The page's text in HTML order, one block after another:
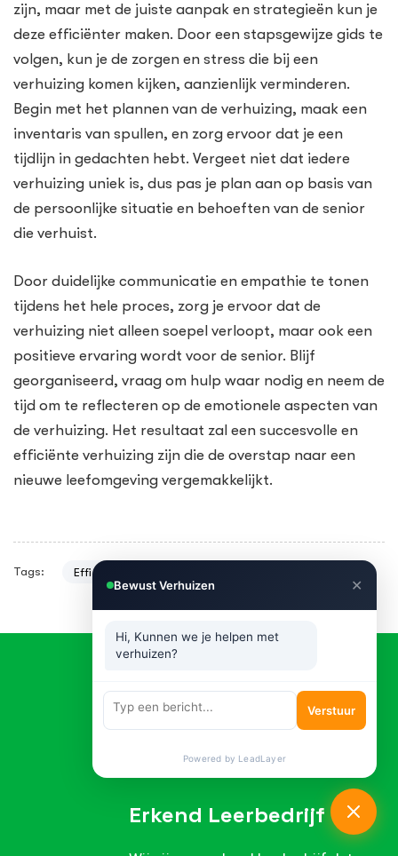
zijn, maar met de juiste aanpak en strategieën kun je
deze efficiënter maken. Door een stapsgewijze gids te
volgen, kun je de zorgen en stress die bij een
verhuizing komen kijken, aanzienlijk verminderen.
Begin met het plannen van de verhuizing, maak een
inventaris van spullen, en zorg ervoor dat je een
tijdlijn in gedachten hebt. Vergeet niet dat iedere
verhuizing uniek is, dus pas je plan aan op basis van
de persoonlijke situatie en behoeften van de senior
die verhuist.
Door duidelijke communicatie en empathie te tonen
tijdens het hele proces, zorg je ervoor dat de
verhuizing niet alleen soepel verloopt, maar ook een
positieve ervaring wordt voor de senior. Blijf
georganiseerd, vraag om hulp waar nodig en neem de
tijd om te reflecteren op de emotionele aspecten van
de verhuizing. Het resultaat zal een succesvolle en
efficiënte verhuizing zijn die de overstap naar een
nieuwe leefomgeving vergemakkelijkt.
Tags: Efficiënt
Erkend Leerbedrijf
Bewust Verhuizen ✕
Hi, Kunnen we je helpen met
verhuizen?
Verstuur
Powered by LeadLayer